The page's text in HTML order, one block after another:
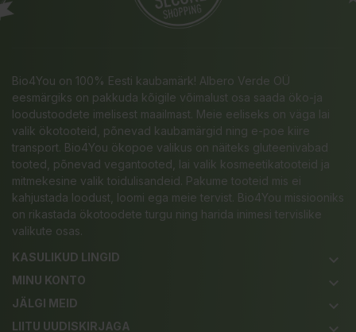
Bio4You on 100% Eesti kaubamärk! Albero Verde OÜ
eesmärgiks on pakkuda kõigile võimalust osa saada öko-ja
loodustoodete imelisest maailmast. Meie eeliseks on väga lai
valik ökotooteid, põnevad kaubamärgid ning e-poe kiire
transport. Bio4You ökopoe valikus on näiteks gluteenivabad
tooted, põnevad vegantooted, lai valik kosmeetikatooteid ja
mitmekesine valik toidulisandeid. Pakume tooteid mis ei
kahjustada loodust, loomi ega meie tervist. Bio4You missiooniks
on rikastada ökotoodete turgu ning harida inimesi tervislike
valikute osas.
KASULIKUD LINGID
keyboard_arrow_down
MINU KONTO keyboard_arrow_down
JÄLGI MEID keyboard_arrow_down
LIITU UUDISKIRJAGA